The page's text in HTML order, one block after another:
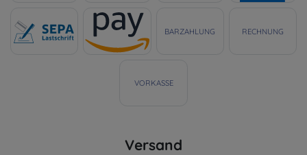
BARZAHLUNG RECHNUNG
VORKASSE
Versand